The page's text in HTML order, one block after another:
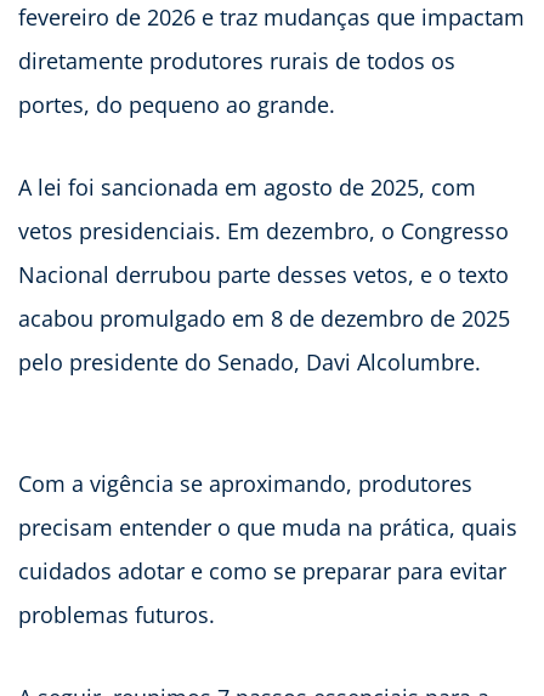
fevereiro de 2026 e traz mudanças que impactam
diretamente produtores rurais de todos os
portes, do pequeno ao grande.
A lei foi sancionada em agosto de 2025, com
vetos presidenciais. Em dezembro, o Congresso
Nacional derrubou parte desses vetos, e o texto
acabou promulgado em 8 de dezembro de 2025
pelo presidente do Senado, Davi Alcolumbre.
Com a vigência se aproximando, produtores
precisam entender o que muda na prática, quais
cuidados adotar e como se preparar para evitar
problemas futuros.